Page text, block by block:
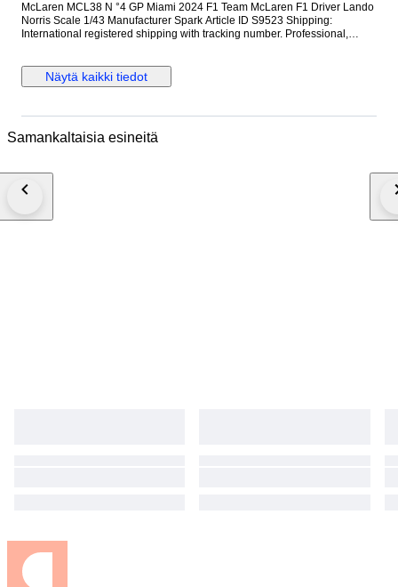
McLaren MCL38 N °4 GP Miami 2024 F1 Team McLaren F1 Driver Lando
Norris Scale 1/43 Manufacturer Spark Article ID S9523 Shipping:
International registered shipping with tracking number. Professional,
Näytä kaikki tiedot
Samankaltaisia esineitä